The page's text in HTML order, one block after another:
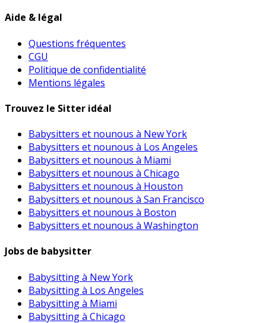
Aide & légal
Questions fréquentes
CGU
Politique de confidentialité
Mentions légales
Trouvez le Sitter idéal
Babysitters et nounous à New York
Babysitters et nounous à Los Angeles
Babysitters et nounous à Miami
Babysitters et nounous à Chicago
Babysitters et nounous à Houston
Babysitters et nounous à San Francisco
Babysitters et nounous à Boston
Babysitters et nounous à Washington
Jobs de babysitter
Babysitting à New York
Babysitting à Los Angeles
Babysitting à Miami
Babysitting à Chicago